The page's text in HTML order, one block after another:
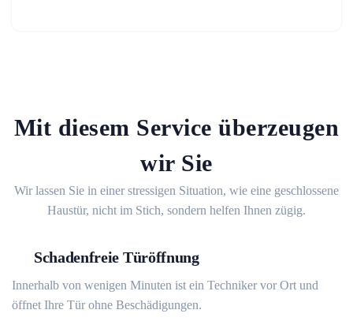
Mit diesem Service überzeugen
wir Sie
Wir lassen Sie in einer stressigen Situation, wie eine geschlossene
Haustür, nicht im Stich, sondern helfen Ihnen zügig.
Schadenfreie Türöffnung
Innerhalb von wenigen Minuten ist ein Techniker vor Ort und
öffnet Ihre Tür ohne Beschädigungen.